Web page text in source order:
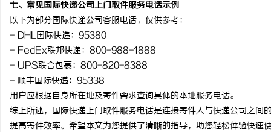
七、常见国际快递公司上门取件服务电话示例
以下为部分国际快递公司客服电话，仅供参考：
- DHL国际快递：95380
- FedEx联邦快递：800-988-1888
- UPS联合包裹：800-820-8388
- 顺丰国际快递：95338
用户应根据自身所在地及寄件需求查询具体的本地服务电话。
综上所述，国际快递上门取件服务电话是连接寄件人与快递公司之
提高寄件效率。希望本文为您提供了清晰的指导，助您轻松体验快速